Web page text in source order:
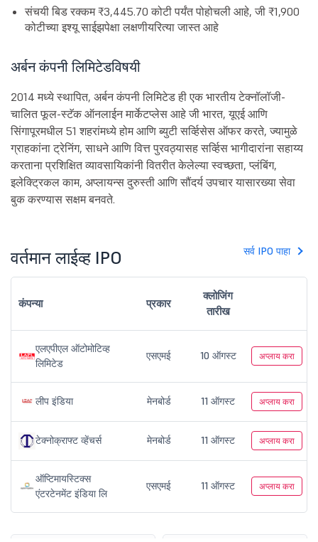
संचयी बिड रक्कम ₹3,445.70 कोटी पर्यंत पोहोचली आहे, जी ₹1,900
कोटीच्या इश्यू साईझपेक्षा लक्षणीयरित्या जास्त आहे
अर्बन कंपनी लिमिटेडविषयी
2014 मध्ये स्थापित, अर्बन कंपनी लिमिटेड ही एक भारतीय टेक्नॉलॉजी-
चालित फूल-स्टॅक ऑनलाईन मार्केटप्लेस आहे जी भारत, यूएई आणि
सिंगापूरमधील 51 शहरांमध्ये होम आणि ब्युटी सर्व्हिसेस ऑफर करते, ज्यामुळे
ग्राहकांना ट्रेनिंग, साधने आणि वित्त पुरवठ्यासह सर्व्हिस भागीदारांना सहाय्य
करताना प्रशिक्षित व्यावसायिकांनी वितरीत केलेल्या स्वच्छता, प्लंबिंग,
इलेक्ट्रिकल काम, अप्लायन्स दुरुस्ती आणि सौंदर्य उपचार यासारख्या सेवा
बुक करण्यास सक्षम बनवते.